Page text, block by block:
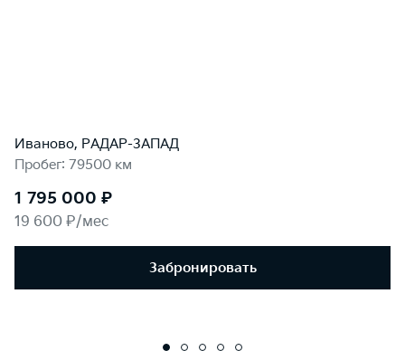
Иваново, РАДАР-ЗАПАД
Пробег: 79500 км
1 795 000 ₽
19 600 ₽/мес
Забронировать